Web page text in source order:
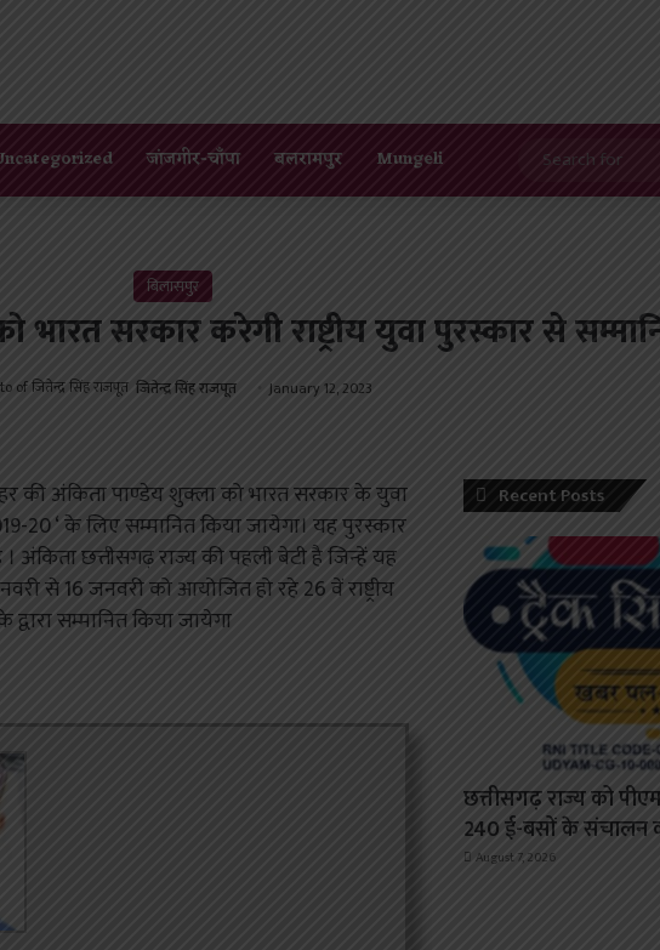
जांजगीर-चाँपा बलरामपुर Mungeli
बिलासपुर
सरकार करेगी राष्ट्रीय युवा पुरस्कार से
जितेन्द्र सिंह राजपूत January 12, 2023
की अंकिता पाण्डेय शुक्ला को भारत सरकार के युवा
20 ‘ के लिए सम्मानित किया जायेगा। यह पुरस्कार
अंकिता छत्तीसगढ़ राज्य की पहली बेटी है जिन्हें यह
से 16 जनवरी को आयोजित हो रहे 26 वें राष्ट्रीय
द्वारा सम्मानित किया जायेगा
Recent Posts
छत्तीसगढ़ राज्य को
240 ई-बसों के संचालन
August 7, 2026